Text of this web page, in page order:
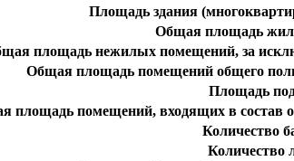
Площадь здания
Общая площадь
площадь нежилых помещений, за
Общая площадь помещений общего
Площадь
площадь помещений, входящих в состав
Количество
Количество